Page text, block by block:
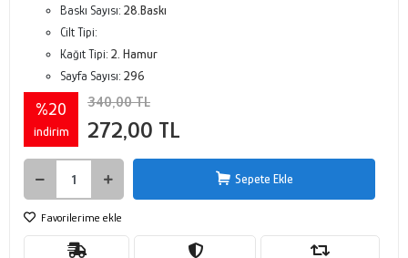
Baskı Sayısı: 28.Baskı
Cilt Tipi:
Kağıt Tipi: 2. Hamur
Sayfa Sayısı: 296
%20
indirim
340,00 TL
272,00 TL
Sepete Ekle
Favorilerime ekle